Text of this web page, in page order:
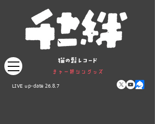
LIVE up-date 26.8.7